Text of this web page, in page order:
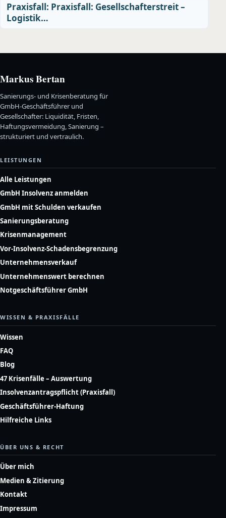
Praxisfall: Praxisfall: Gesellschafterstreit –
Logistik…
Markus Bertan
Sanierungs- und Krisenberatung für
GmbH-Geschäftsführer und
Gesellschafter: Liquidität, Fristen,
Haftungsvermeidung, Sanierung –
strukturiert und vertraulich.
LEISTUNGEN
Alle Leistungen
GmbH Insolvenz anmelden
GmbH mit Schulden verkaufen
Sanierungsberatung
Krisenmanagement
Vor-Insolvenz-Schadensbegrenzung
Unternehmensverkauf
Unternehmenswert berechnen
Notgeschäftsführer GmbH
WISSEN & PRAXISFÄLLE
Wissen
FAQ
Blog
47 Krisenfälle – Auswertung
Insolvenzantragspflicht (Praxisfall)
Geschäftsführer-Haftung
Hilfreiche Links
ÜBER UNS & RECHT
Über mich
Medien & Zitierung
Kontakt
Impressum